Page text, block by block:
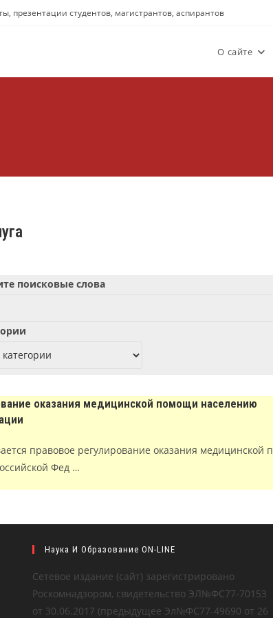
презентации студентов, магистрантов, аспирантов
О сайте
поисковые слова
оказания медицинской помощи населению
правовое регулирование оказания медицинской п
Фед …
Наука И Образование ON-LINE
Сетевое издание (сайт) зарегистрировано
Роскомнадзором, свидетельство ЭЛ№ФС77-70153
от 30.06.2017 (предыдущее Эл№ФC77-49690 от 26